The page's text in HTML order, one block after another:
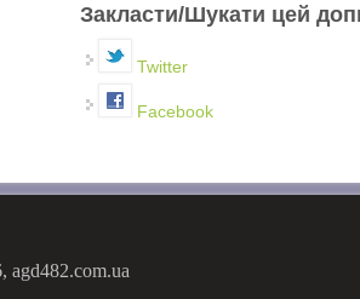
Закласти/Шукати цей
Twitter
Facebook
agd482.com.ua